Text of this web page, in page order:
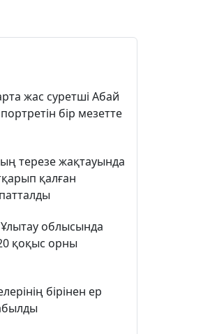
жас суретші Абай
бір мезетте
терезе жақтауында
қалған
Ұлытау облысында
қоқыс орны
бірінен ер